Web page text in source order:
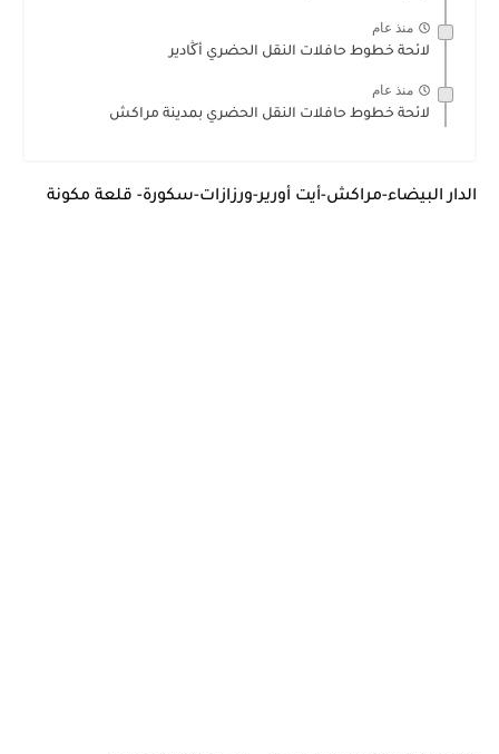
منذ عام
لائحة خطوط حافلات النقل الحضري أڭادير
منذ عام
لائحة خطوط حافلات النقل الحضري بمدينة مراكش
الدار البيضاء-مراكش-أيت أورير-ورزازات-سكورة- قلعة مكونة